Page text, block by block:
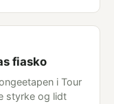
fiasko
i Tour
styrke og lidt